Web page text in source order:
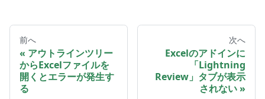
前へ
アウトラインツリー
からExcelファイルを
開くとエラーが発生す
る
次へ
Excelのアドインに
「Lightning
Review」タブが表示
されない